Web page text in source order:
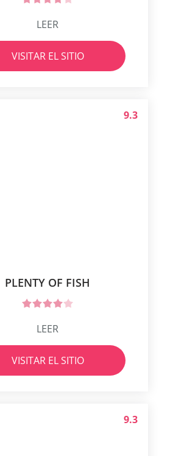
LEER
VISITAR EL SITIO
PLENTY OF FISH
9.3
LEER
VISITAR EL SITIO
9.3